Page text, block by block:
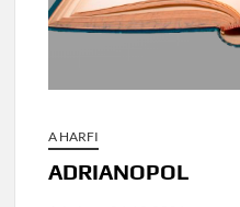
A HARFI
ADRIANOPOL